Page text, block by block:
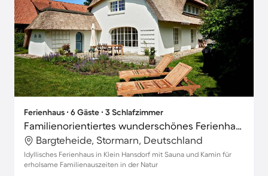
Ferienhaus ∙ 6 Gäste ∙ 3 Schlafzimmer
Familienorientiertes wunderschönes Ferienhaus mit Terrasse, Grill und Sauna | Naturblick
Bargteheide, Stormarn, Deutschland
Idyllisches Ferienhaus in Klein Hansdorf mit Sauna und Kamin für
erholsame Familienauszeiten in der Natur